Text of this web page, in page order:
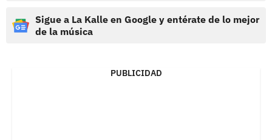
Sigue a La Kalle en Google y entérate de lo mejor
de la música
PUBLICIDAD